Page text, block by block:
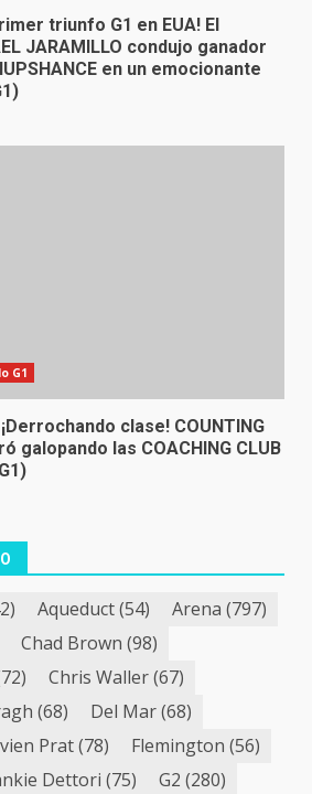
triunfo G1 en EUA! El
JARAMILLO condujo ganador
en un emocionante
G1
clase! COUNTING
galopando las COACHING CLUB
Aqueduct(54) Arena (797)
Chad Brown (98)
Chris Waller(67)
(68) Del Mar(68)
Prat(78) Flemington (56)
Dettori (75) G2 (280)